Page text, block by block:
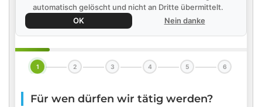
automatisch gelöscht und nicht an Dritte übermittelt.
OK
Nein danke
1 2 3 4 5 6
Für wen dürfen wir tätig werden?